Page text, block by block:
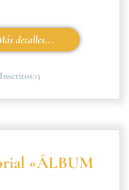
detalles...
Inscritos:13
«ÁLBUM